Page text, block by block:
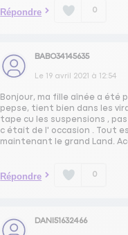
Répondre 0
BABO34145635
Le 19 avril 2021 à 12:54
Bonjour, ma fille aînée a été
pepse, tient bien dans les
tape cu les suspensions ,
c était de l' occasion . Tout
maintenant le grand Land.
Répondre 0
DANI51632466